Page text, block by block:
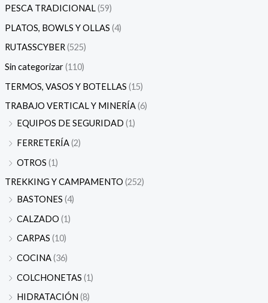
PESCA TRADICIONAL(59)
PLATOS, BOWLS Y OLLAS (4)
RUTASSCYBER(525)
Sin categorizar(110)
TERMOS, VASOS Y BOTELLAS (15)
TRABAJO VERTICAL Y MINERÍA(6)
EQUIPOS DE SEGURIDAD (1)
FERRETERÍA(2)
OTROS (1)
TREKKING Y CAMPAMENTO (252)
BASTONES (4)
CALZADO (1)
CARPAS (10)
COCINA(36)
COLCHONETAS (1)
HIDRATACIÓN (8)